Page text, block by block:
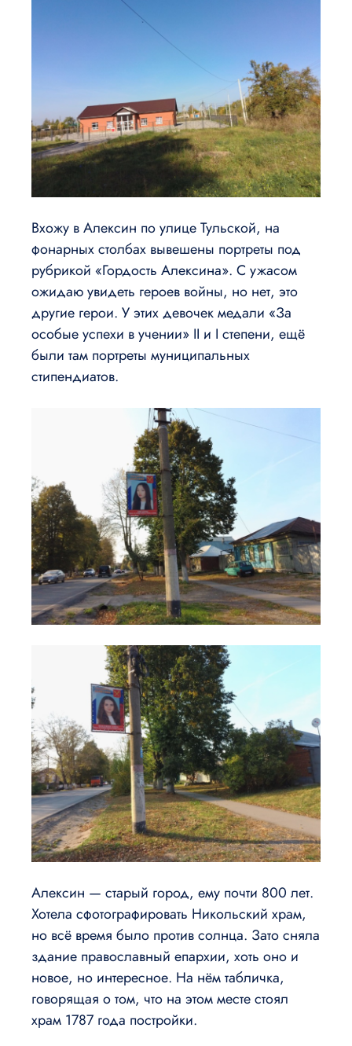
Вхожу в Алексин по улице Тульской, на
фонарных столбах вывешены портреты под
рубрикой «Гордость Алексина». С ужасом
ожидаю увидеть героев войны, но нет, это
другие герои. У этих девочек медали «За
особые успехи в учении» II и I степени, ещё
были там портреты муниципальных
стипендиатов.
Алексин — старый город, ему почти 800 лет.
Хотела сфотографировать Никольский храм,
но всё время было против солнца. Зато сняла
здание православный епархии, хоть оно и
новое, но интересное. На нём табличка,
говорящая о том, что на этом месте стоял
храм 1787 года постройки.